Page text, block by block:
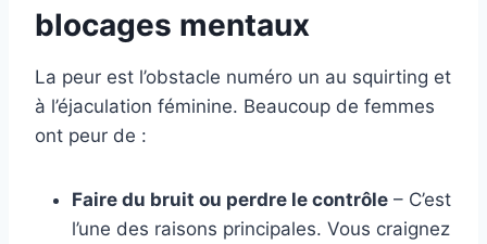
blocages mentaux
La peur est l’obstacle numéro un au squirting et
à l’éjaculation féminine. Beaucoup de femmes
ont peur de :
Faire du bruit ou perdre le contrôle – C’est
l’une des raisons principales. Vous craignez